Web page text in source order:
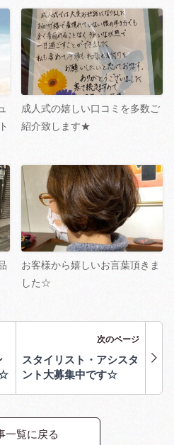
成人式の嬉しい口コミを多数ご
紹介致します★
お客様から嬉しいお言葉頂きま
した☆
☆
次のページ
スタイリスト・アシスタ
ント大募集中です☆
一覧に戻る